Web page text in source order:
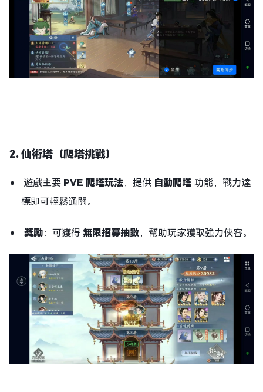
2. 仙術塔（爬塔挑戰）
遊戲主要 PVE 爬塔玩法，提供 自動爬塔 功能，戰力達
標即可輕鬆通關。
獎勵：可獲得無限招募抽數，幫助玩家獲取強力俠客。